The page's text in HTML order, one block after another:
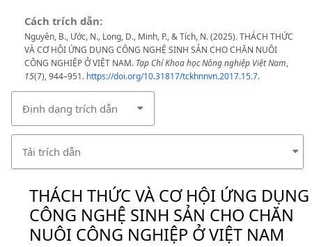
Cách trích dẫn:
Nguyên, B., Ước, N., Long, D., Minh, P., & Tích, N. (2025). THÁCH THỨC
VÀ CƠ HỘI ỨNG DỤNG CÔNG NGHỆ SINH SẢN CHO CHĂN NUÔI
CÔNG NGHIỆP Ở VIỆT NAM. Tạp Chí Khoa học Nông nghiệp Việt Nam,
15(7), 944–951. https://doi.org/10.31817/tckhnnvn.2017.15.7.
Định dạng trích dẫn
Tải trích dẫn
THÁCH THỨC VÀ CƠ HỘI ỨNG DỤNG
CÔNG NGHỆ SINH SẢN CHO CHĂN
NUÔI CÔNG NGHIỆP Ở VIỆT NAM